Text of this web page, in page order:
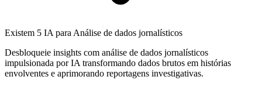
Existem 5 IA para Análise de dados jornalísticos
Desbloqueie insights com análise de dados jornalísticos
impulsionada por IA transformando dados brutos em histórias
envolventes e aprimorando reportagens investigativas.